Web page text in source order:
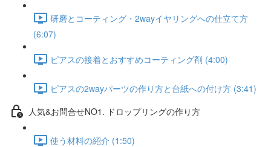
研磨とコーティング・2wayイヤリングへの仕立て方
(6:07)
ピアスの接着とおすすめコーティング剤 (4:00)
ピアスの2wayパーツの作り方と台紙への付け方 (3:41)
人気&お問合せNO1. ドロップリングの作り方
使う材料の紹介 (1:50)